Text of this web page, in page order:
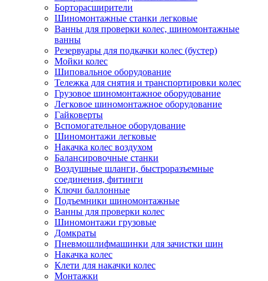
Борторасширители
Шиномонтажные станки легковые
Ванны для проверки колес, шиномонтажные
ванны
Резервуары для подкачки колес (бустер)
Мойки колес
Шиповальное оборудование
Тележка для снятия и транспортировки колес
Грузовое шиномонтажное оборудование
Легковое шиномонтажное оборудование
Гайковерты
Вспомогательное оборудование
Шиномонтажи легковые
Накачка колес воздухом
Балансировочные станки
Воздушные шланги, быстроразъемные
соединения, фитинги
Ключи баллонные
Подъемники шиномонтажные
Ванны для проверки колес
Шиномонтажи грузовые
Домкраты
Пневмошлифмашинки для зачистки шин
Накачка колес
Клети для накачки колес
Монтажки